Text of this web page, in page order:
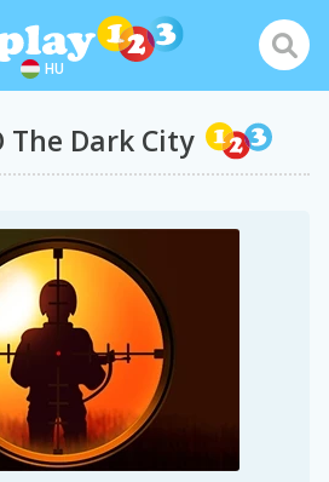
HU
The Dark City